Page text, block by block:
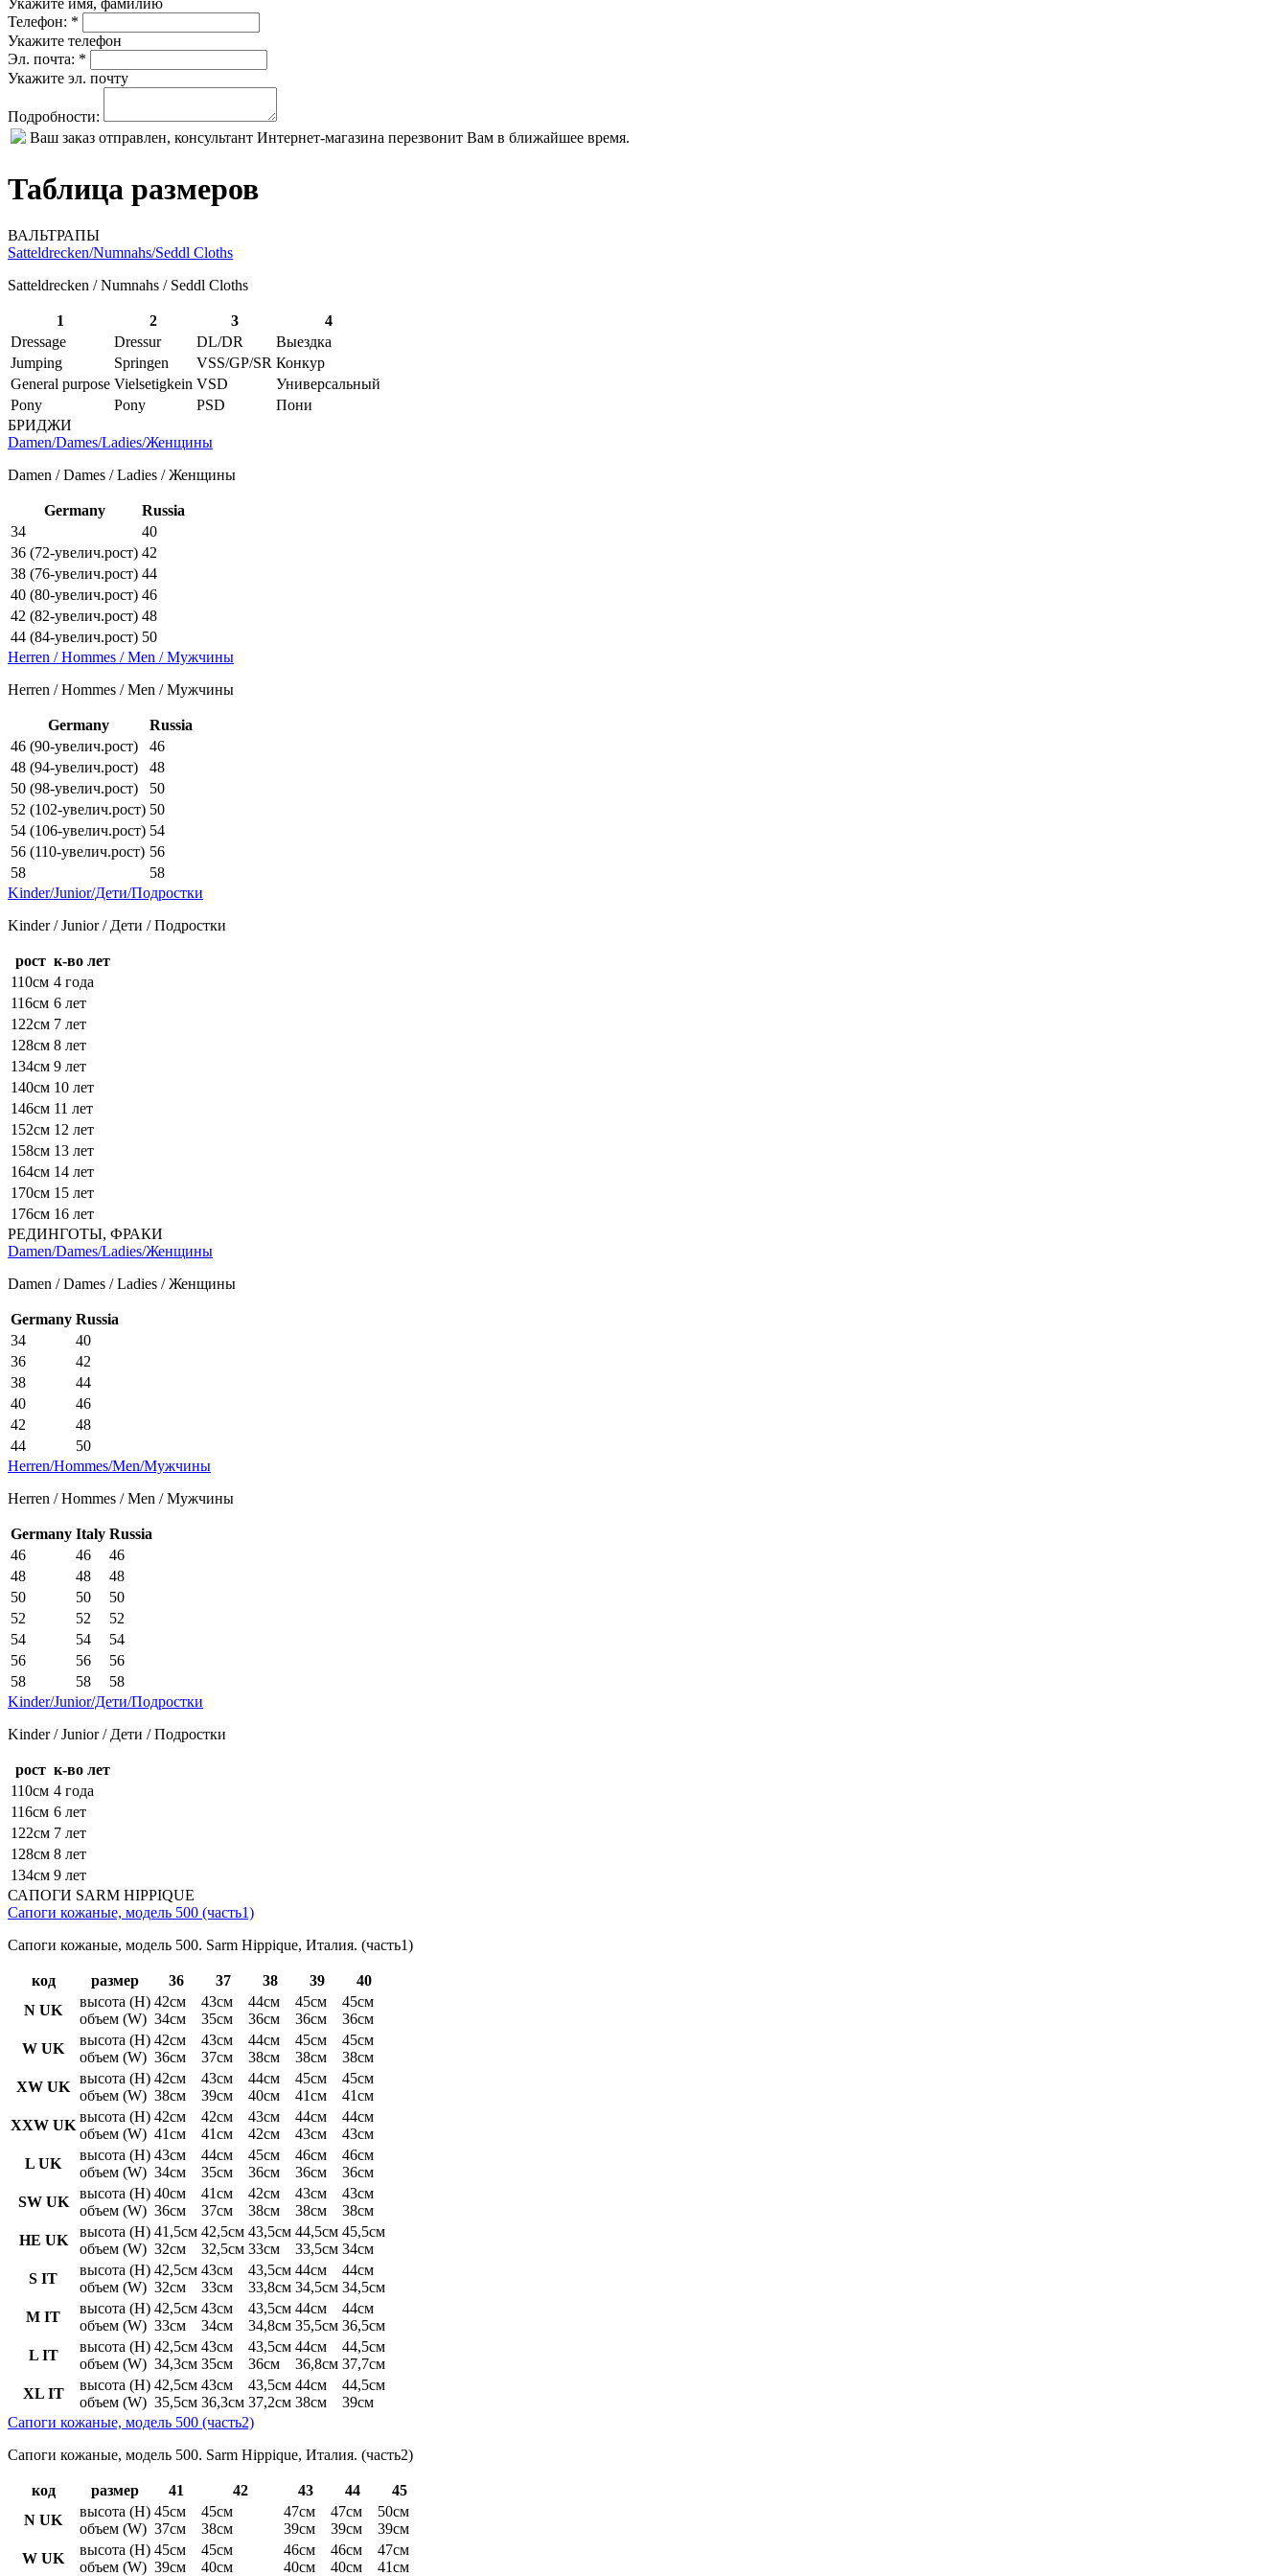
Укажите имя, фамилию
Телефон: *
Укажите телефон
Эл. почта: *
Укажите эл. почту
Подробности:
Ваш заказ отправлен, консультант Интернет-магазина перезвонит Вам в ближайшее время.
Таблица размеров
ВАЛЬТРАПЫ
Satteldrecken/Numnahs/Seddl Cloths
Satteldrecken / Numnahs / Seddl Cloths
1 2 3
4
Dressage
Dressur DL/DR
Выездка
Jumping
Springen VSS/GP/SR Конкур
General purpose Vielsetigkein VSD
Универсальный
Pony
Pony PSD
Пони
БРИДЖИ
Damen/Dames/Ladies/Женщины
Damen / Dames / Ladies / Женщины
Germany
Russia
34
40
36 (72-увелич.рост) 42
38 (76-увелич.рост) 44
40 (80-увелич.рост) 46
42 (82-увелич.рост) 48
44 (84-увелич.рост) 50
Herren / Hommes / Men / Мужчины
Herren / Hommes / Men / Мужчины
Germany
Russia
46 (90-увелич.рост)
46
48 (94-увелич.рост)
48
50 (98-увелич.рост)
50
52 (102-увелич.рост) 50
54 (106-увелич.рост) 54
56 (110-увелич.рост) 56
58
58
Kinder/Junior/Дети/Подростки
Kinder / Junior / Дети / Подростки
рост к-во лет
110см 4 года
116см 6 лет
122см 7 лет
128см 8 лет
134см 9 лет
140см 10 лет
146см 11 лет
152см 12 лет
158см 13 лет
164см 14 лет
170см 15 лет
176см 16 лет
РЕДИНГОТЫ, ФРАКИ
Damen/Dames/Ladies/Женщины
Damen / Dames / Ladies / Женщины
Germany Russia
34
40
36
42
38
44
40
46
42
48
44
50
Herren/Hommes/Men/Мужчины
Herren / Hommes / Men / Мужчины
Germany Italy Russia
46
46
46
48
48
48
50
50
50
52
52
52
54
54
54
56
56
56
58
58
58
Kinder/Junior/Дети/Подростки
Kinder / Junior / Дети / Подростки
рост к-во лет
110см 4 года
116см 6 лет
122см 7 лет
128см 8 лет
134см 9 лет
САПОГИ SARM HIPPIQUE
Сапоги кожаные, модель 500 (часть1)
Сапоги кожаные, модель 500. Sarm Hippique, Италия. (часть1)
код размер 36 37 38 39
40
N UK
высота (H)
объем (W)
42см
34см
43см
35см
44см
36см
45см
36см
45см
36см
W UK
высота (H)
объем (W)
42см
36см
43см
37см
44см
38см
45см
38см
45см
38см
XW UK
высота (H)
объем (W)
42см
38см
43см
39см
44см
40см
45см
41см
45см
41см
XXW UK
высота (H)
объем (W)
42см
41см
42см
41см
43см
42см
44см
43см
44см
43см
L UK
высота (H)
объем (W)
43см
34см
44см
35см
45см
36см
46см
36см
46см
36см
SW UK
высота (H)
объем (W)
40см
36см
41см
37см
42см
38см
43см
38см
43см
38см
HE UK
высота (H)
объем (W)
41,5см
32см
42,5см
32,5см
43,5см
33см
44,5см
33,5см
45,5см
34см
S IT
высота (H)
объем (W)
42,5см
32см
43см
33см
43,5см
33,8см
44см
34,5см
44см
34,5см
M IT
высота (H)
объем (W)
42,5см
33см
43см
34см
43,5см
34,8см
44см
35,5см
44см
36,5см
L IT
высота (H)
объем (W)
42,5см
34,3см
43см
35см
43,5см
36см
44см
36,8см
44,5см
37,7см
XL IT
высота (H)
объем (W)
42,5см
35,5см
43см
36,3см
43,5см
37,2см
44см
38см
44,5см
39см
Сапоги кожаные, модель 500 (часть2)
Сапоги кожаные, модель 500. Sarm Hippique, Италия. (часть2)
код размер 41 42 43 44
45
N UK
высота (H)
объем (W)
45см
37см
45см
38см
47см
39см
47см
39см
50см
39см
W UK
высота (H)
объем (W)
45см
39см
45см
40см
46см
40см
46см
40см
47см
41см